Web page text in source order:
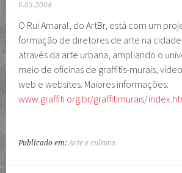
6.05.2004
O Rui Amaral, do ArtBr, está com um
formação de diretores de arte na
através da arte urbana, ampliando o
meio de oficinas de graffitis-murais,
web e websites. Maiores informações:
www.graffiti.org.br/graffitimurais/
Publicado em:Arte e cultura